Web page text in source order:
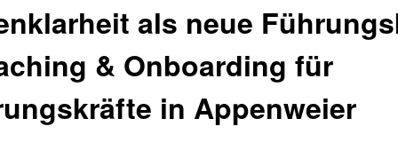
als neue
& Onboarding für
in Appenweier